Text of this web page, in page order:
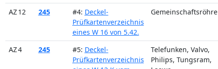
AZ 12 245 #4: Deckel-
Prüfkartenverzeichnis
eines W 16 von 5.42.
AZ 4 245 #5: Deckel-
Prüfkartenverzeichnis
Telefunken, Valvo,
Philips, Tungsram,